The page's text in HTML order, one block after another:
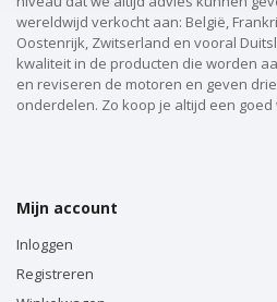
wereldwijd verkocht aan: België,
Oostenrijk, Zwitserland en vooral
kwaliteit in de producten die worden
en reviseren de motoren en geven
onderdelen. Zo koop je altijd een
Mijn account
Inloggen
Registreren